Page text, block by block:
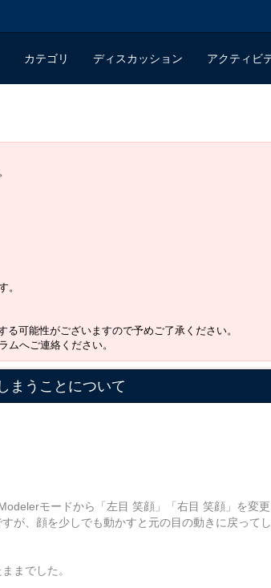
カテゴリ ディスカッション アクティビ
。
可能性がございますので予めご了承ください。
ムへご連絡ください。
まうことについて
モードから「左目 笑顔」「右目 笑顔」を変
が、顔を少しでも動かすと元の目の動きに戻ってし
までした。